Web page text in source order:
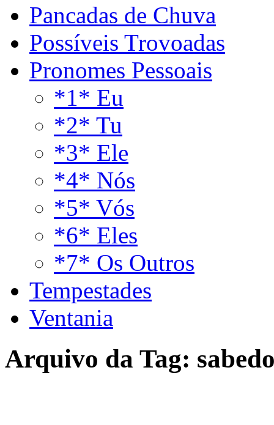
Pancadas de Chuva
Possíveis Trovoadas
Pronomes Pessoais
*1* Eu
*2* Tu
*3* Ele
*4* Nós
*5* Vós
*6* Eles
*7* Os Outros
Tempestades
Ventania
Arquivo da Tag: